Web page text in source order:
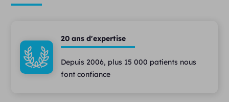
20 ans d'expertise
Depuis 2006, plus 15 000 patients nous
font confiance